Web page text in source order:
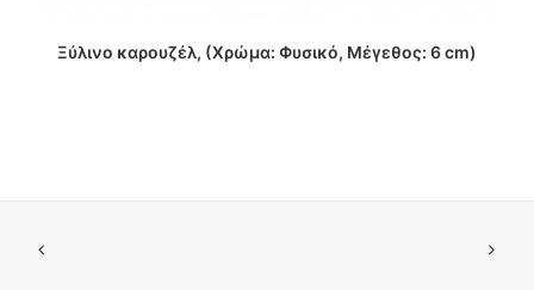
ΔΙΑΒΑΣΤΕ ΠΕΡΙΣΣΟΤΕΡΑ
Ξύλινο καρουζέλ, (Χρώμα: Φυσικό, Μέγεθος: 6 cm)